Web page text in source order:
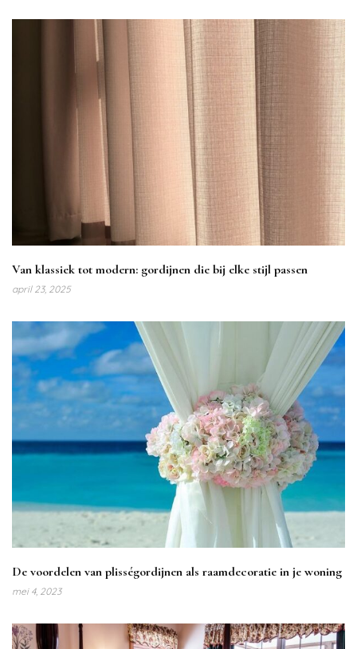
Van klassiek tot modern: gordijnen die bij elke stijl passen
april 23, 2025
De voordelen van plisségordijnen als raamdecoratie in je woning
mei 4, 2023